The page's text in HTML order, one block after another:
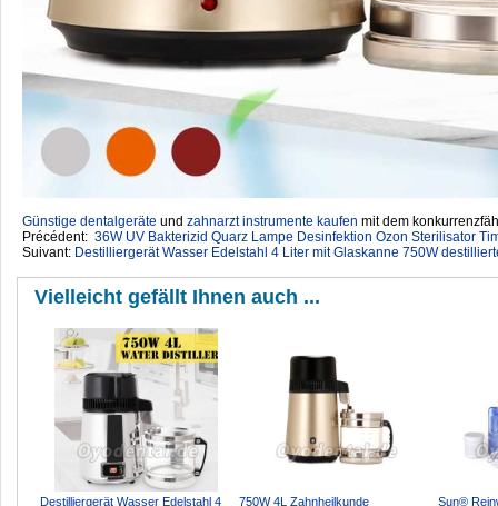
Günstige dentalgeräte ‎ und zahnarzt instrumente kaufen mit dem
Précédent: 36W UV Bakterizid Quarz Lampe Desinfektion Ozon Sterilisator
Suivant: Destilliergerät Wasser Edelstahl 4 Liter mit Glaskanne 750W
Vielleicht gefällt Ihnen auch ...
Destilliergerät Wasser Edelstahl 4 750W 4L Zahnheilkunde Sun®